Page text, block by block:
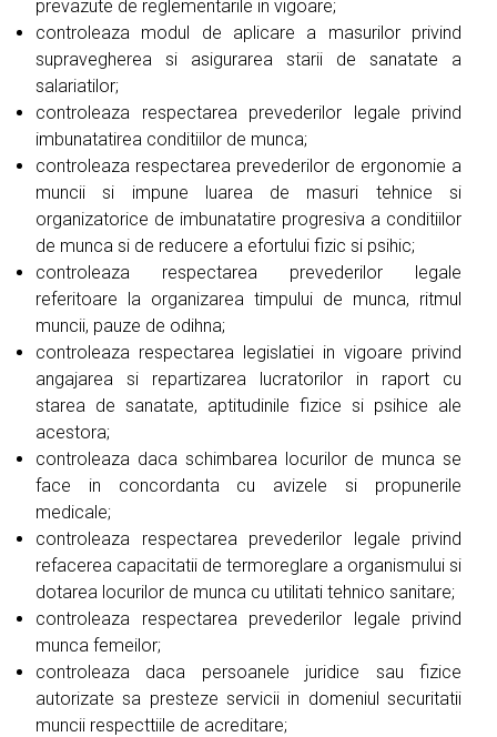
prevazute de reglementarile in vigoare;
controleaza modul de aplicare a masurilor privind
supravegherea si asigurarea starii de sanatate a
salariatilor;
controleaza respectarea prevederilor legale privind
imbunatatirea conditiilor de munca;
controleaza respectarea prevederilor de ergonomie a
muncii si impune luarea de masuri tehnice si
organizatorice de imbunatatire progresiva a conditiilor
de munca si de reducere a efortului fizic si psihic;
controleaza respectarea prevederilor legale
referitoare la organizarea timpului de munca, ritmul
muncii, pauze de odihna;
controleaza respectarea legislatiei in vigoare privind
angajarea si repartizarea lucratorilor in raport cu
starea de sanatate, aptitudinile fizice si psihice ale
acestora;
controleaza daca schimbarea locurilor de munca se
face in concordanta cu avizele si propunerile
medicale;
controleaza respectarea prevederilor legale privind
refacerea capacitatii de termoreglare a organismului si
dotarea locurilor de munca cu utilitati tehnico sanitare;
controleaza respectarea prevederilor legale privind
munca femeilor;
controleaza daca persoanele juridice sau fizice
autorizate sa presteze servicii in domeniul securitatii
muncii respecttiile de acreditare;